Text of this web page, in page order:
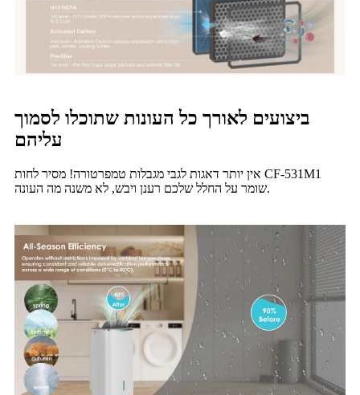
ביצועים לאורך כל העונות שתוכלו לסמוך
עליהם
אין יותר דאגות לגבי מגבלות טמפרטורה! מסיר לחות CF-531M1
שומר על החלל שלכם רענן ויבש, לא משנה מה העונה.